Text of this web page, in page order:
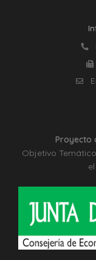
Proyecto
Objetivo